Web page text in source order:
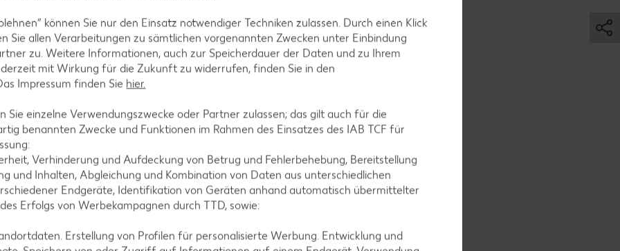
der gleichnamigen Stadt in der Region Piemont. Diese Art von
Rebsorte Gelber Muskateller hergestellt. Asti enthält weniger Alkohol
schmeckt durch den höheren Restzuckeranteil deutlich süßer. Die
Controllata e Garantita, kurz DOCG, sichert die Qualität des
deshalb bis 1986 in Spanien Champàna und in Katalonien Xampàn
bei und ein neuer Name musste her, der dem geschützten Titel
eine unterirdisch angelegte Kellerei. Je nach Reifegrad
Reserva. Die Schaumweine sind jeweils mindestens neun, 18 oder 30
der östlich von Paris gelegenen französischen Region Champagne
strengen Regeln. Nur bestimmte Trauben dürfen verwendet und
Gärung folgt eine zweite Flaschengärung, bei der aus dem
entsteht. Der Champagner gilt deshalb weltweit als eines der
können Sie nur den Einsatz notwendiger Techniken zulassen. Durch einen Klick
Sie allen Verarbeitungen zu sämtlichen vorgenannten Zwecken unter Einbindung
zu. Weitere Informationen, auch zur Speicherdauer der Daten und zu Ihrem
mit Wirkung für die Zukunft zu widerrufen, finden Sie in den
Impressum finden Sie hier.
Sie einzelne Verwendungszwecke oder Partner zulassen; das gilt auch für die
benannten Zwecke und Funktionen im Rahmen des Einsatzes des IAB TCF für
Verhinderung und Aufdeckung von Betrug und Fehlerbehebung, Bereitstellung
und Inhalten, Abgleichung und Kombination von Daten aus unterschiedlichen
Endgeräte, Identifikation von Geräten anhand automatisch übermittelter
Erfolgs von Werbekampagnen durch TTD, sowie:
Erstellung von Profilen für personalisierte Werbung. Entwicklung und